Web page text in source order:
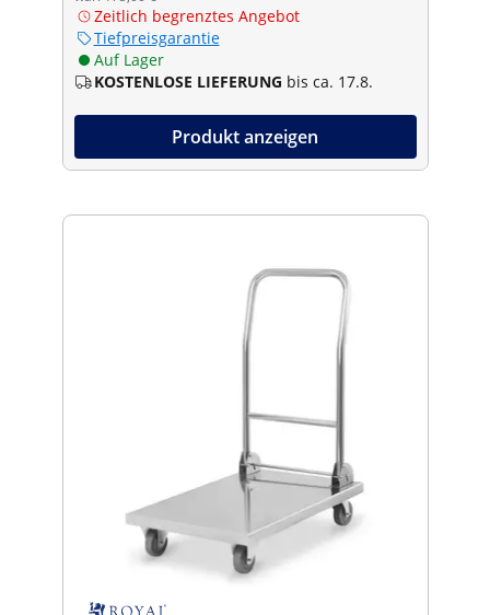
Zeitlich begrenztes Angebot
Tiefpreisgarantie
Auf Lager
KOSTENLOSE LIEFERUNG bis ca. 17.8.
Produkt anzeigen